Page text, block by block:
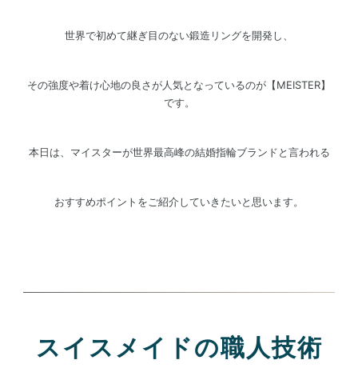
世界で初めて継ぎ目のない鍛造リングを開発し、
その強度や着け心地の良さが人気となっているのが 【MEISTER】
です。
本日は、マイスターが世界最高峰の結婚指輪ブランドと言われる
おすすめポイントを ご紹介していきたいと思います。
スイスメイドの職人技術